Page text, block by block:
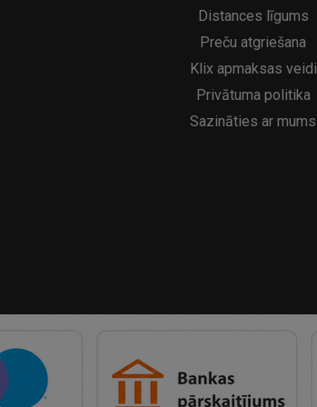
Distances līgums
Preču atgriešana
Klix apmaksas veidi
Privātuma politika
Sazināties ar mums